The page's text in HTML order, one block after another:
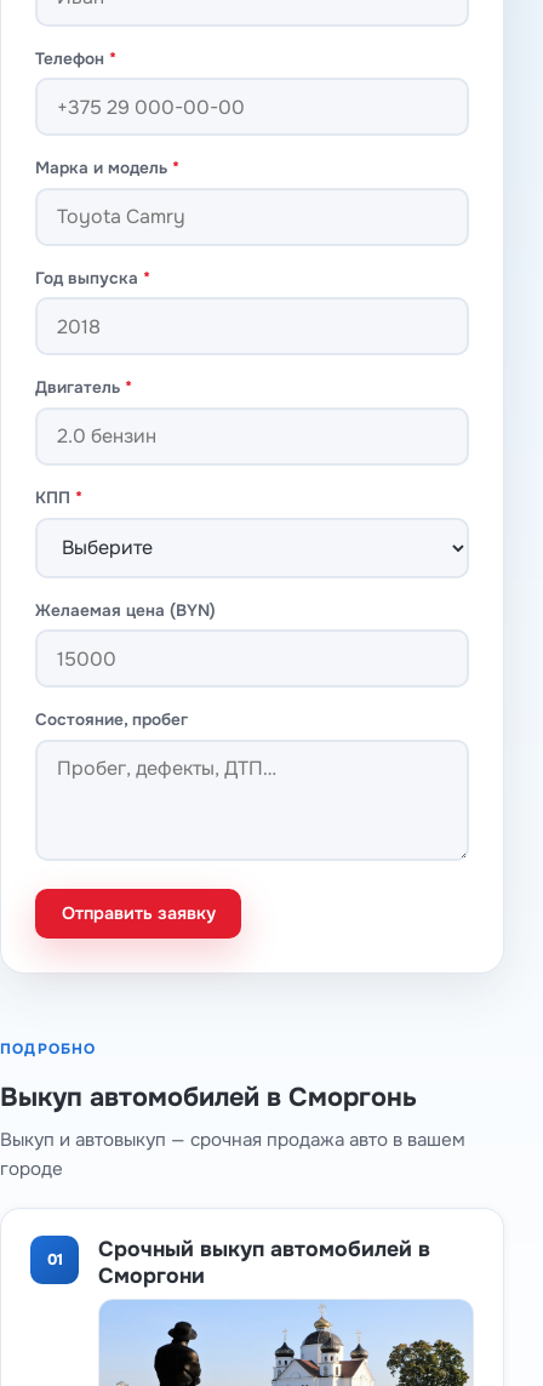
Телефон *
Марка и модель *
Год выпуска *
Двигатель *
КПП *
Желаемая цена (BYN)
Состояние, пробег
Отправить заявку
ПОДРОБНО
Выкуп автомобилей в Сморгонь
Выкуп и автовыкуп — срочная продажа авто в вашем
городе
01
Срочный выкуп автомобилей в
Сморгони